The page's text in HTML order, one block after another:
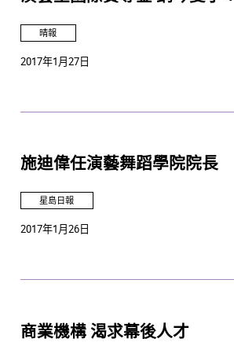
晴報
2017年1月27日
施迪偉任演藝舞蹈學院院長
星島日報
2017年1月26日
商業機構 渴求幕後人才